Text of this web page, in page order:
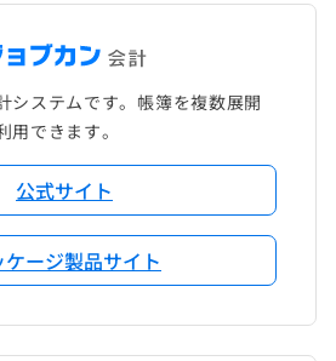
システムです。帳簿を複数展開
用できます。
公式サイト
ケージ製品サイト